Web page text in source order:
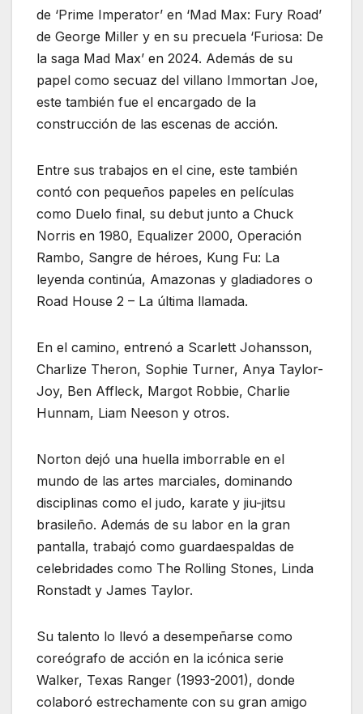
de ‘Prime Imperator’ en ‘Mad Max: Fury Road’
de George Miller y en su precuela ‘Furiosa: De
la saga Mad Max’ en 2024. Además de su
papel como secuaz del villano Immortan Joe,
este también fue el encargado de la
construcción de las escenas de acción.
Entre sus trabajos en el cine, este también
contó con pequeños papeles en películas
como Duelo final, su debut junto a Chuck
Norris en 1980, Equalizer 2000, Operación
Rambo, Sangre de héroes, Kung Fu: La
leyenda continúa, Amazonas y gladiadores o
Road House 2 – La última llamada.
En el camino, entrenó a Scarlett Johansson,
Charlize Theron, Sophie Turner, Anya Taylor-
Joy, Ben Affleck, Margot Robbie, Charlie
Hunnam, Liam Neeson y otros.
Norton dejó una huella imborrable en el
mundo de las artes marciales, dominando
disciplinas como el judo, karate y jiu-jitsu
brasileño. Además de su labor en la gran
pantalla, trabajó como guardaespaldas de
celebridades como The Rolling Stones, Linda
Ronstadt y James Taylor.
Su talento lo llevó a desempeñarse como
coreógrafo de acción en la icónica serie
Walker, Texas Ranger (1993-2001), donde
colaboró estrechamente con su gran amigo